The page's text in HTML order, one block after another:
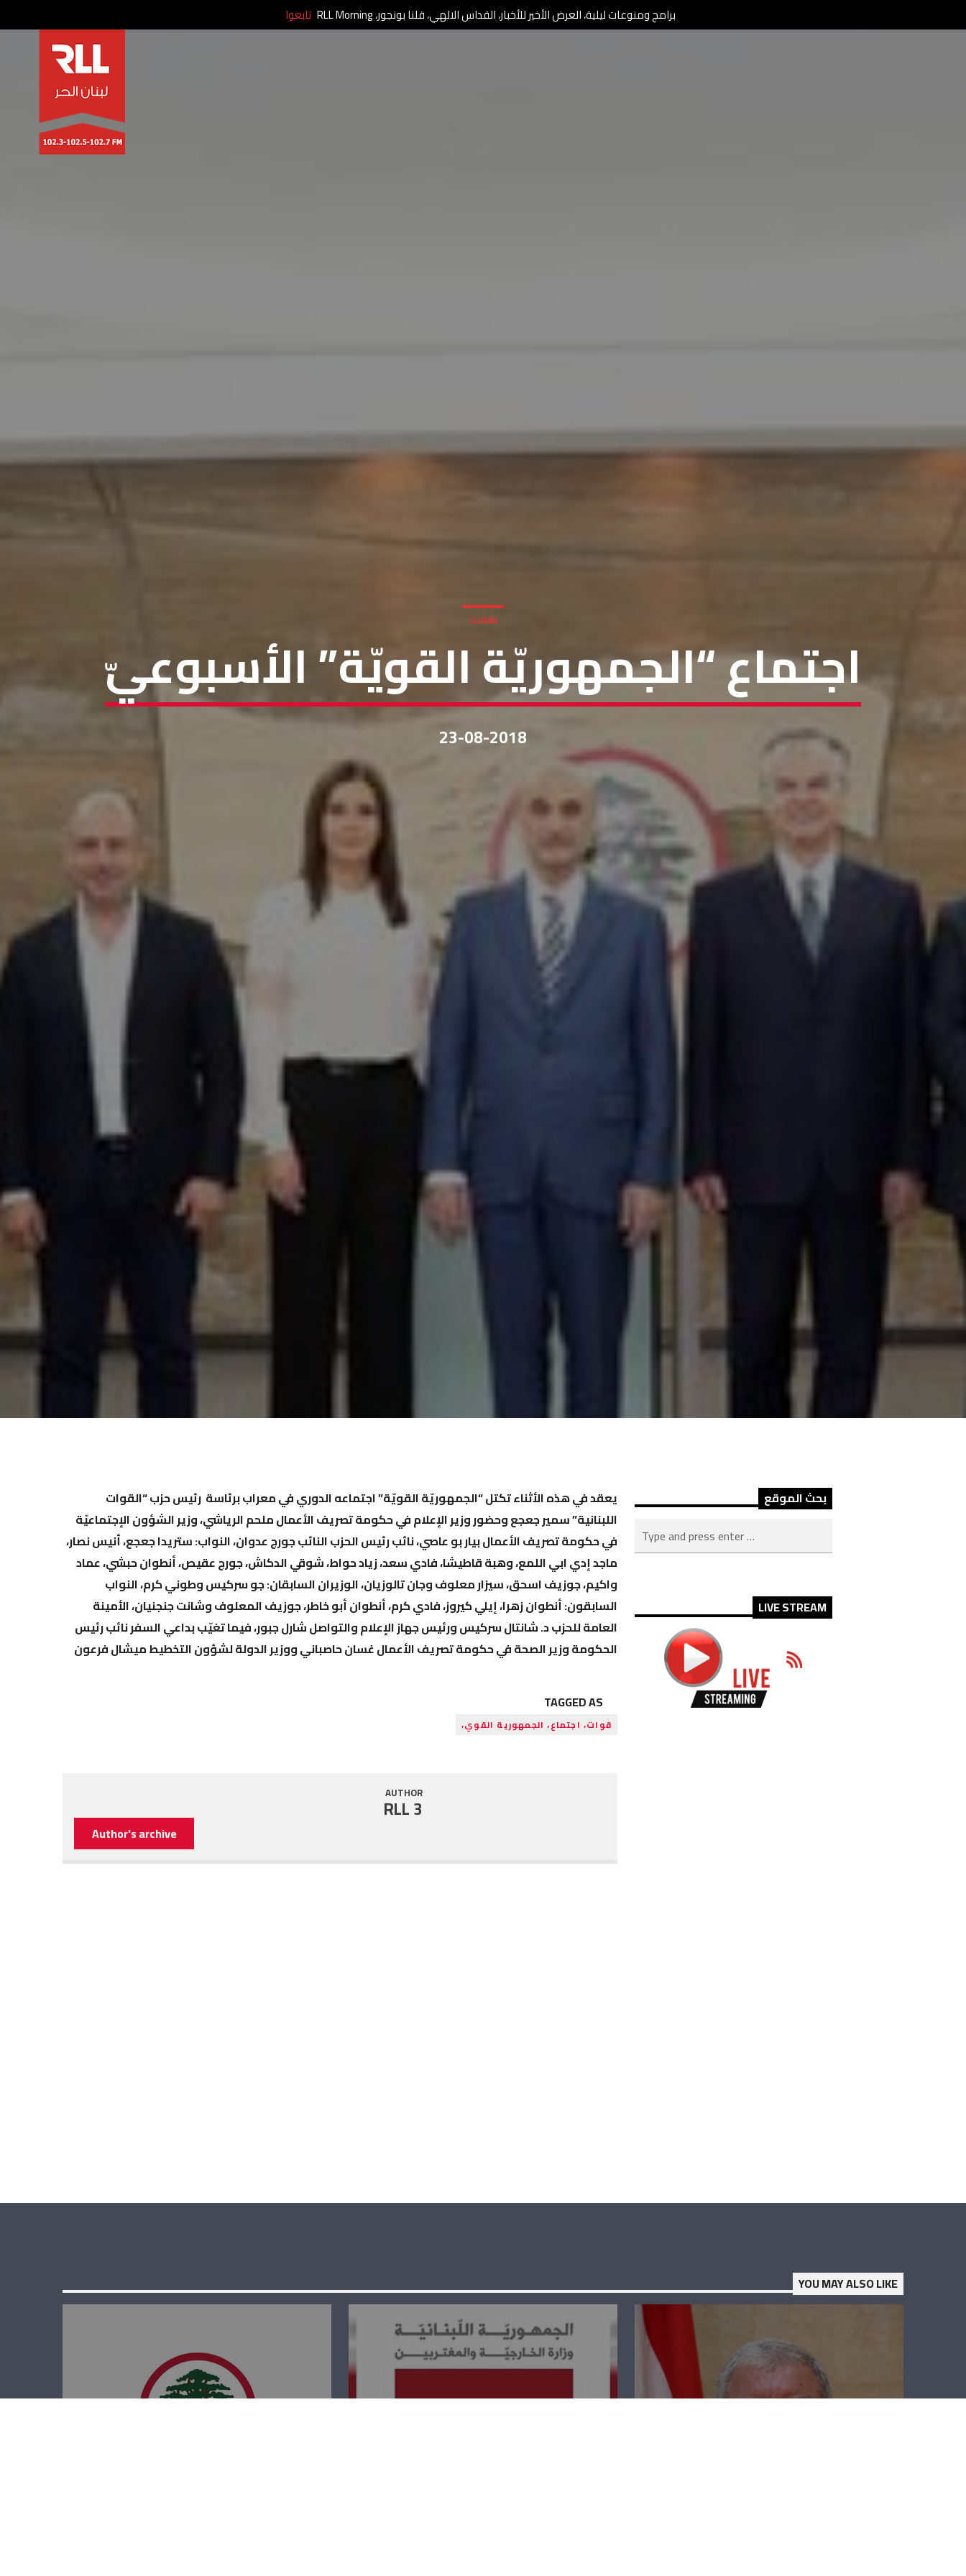
مقالات
اجتماع “الجمهوريّة القويّة” الأسبوعيّ
23-08-2018
يعقد في هذه الأثناء تكتل “الجمهوريّة القويّة” اجتماعه الدوري في معراب برئاسة رئيس حزب “القوات
اللبنانية” سمير جعجع وحضور وزير الإعلام في حكومة تصريف الأعمال ملحم الرياشي، وزير الشؤون الإجتماعيّة
في حكومة تصريف الأعمال بيار بو عاصي، نائب رئيس الحزب النائب جورج عدوان، النواب: ستريدا جعجع، أنيس نصار،
ماجد إدي ابي اللمع، وهبة قاطيشا، فادي سعد، زياد حواط، شوقي الدكاش، جورج عقيص، أنطوان حبشي، عماد
واكيم، جوزيف اسحق، سيزار معلوف وجان تالوزيان، الوزيران السابقان: جو سركيس وطوني كرم، النواب
السابقون: أنطوان زهرا، إيلي كيروز، فادي كرم، أنطوان أبو خاطر، جوزيف المعلوف وشانت جنجنيان، الأمينة
العامة للحزب د. شانتال سركيس ورئيس جهاز الإعلام والتواصل شارل جبور، فيما تغيّب بداعي السفر نائب رئيس
الحكومة وزير الصحة في حكومة تصريف الأعمال غسان حاصباني ووزير الدولة لشؤون التخطيط ميشال فرعون
TAGGED AS
قوات، اجتماع، الجمهورية القوي،
AUTHOR
RLL 3
Author's archive
بحث الموقع
LIVE STREAM
YOU MAY ALSO LIKE
الدائرة الإعلامية الخارجية تستنكر نهاد المشنوق:
برامج ومنوعات ليلية، العرض الأخير للأخبار، القداس الالهي، قلنا بونجور، RLL Morning تابعوا